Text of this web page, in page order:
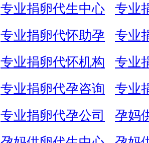
专业捐卵代生中心
专业
专业捐卵代怀助孕
专业
专业捐卵代怀机构
专业
专业捐卵代孕咨询
专业
专业捐卵代孕公司
孕妈